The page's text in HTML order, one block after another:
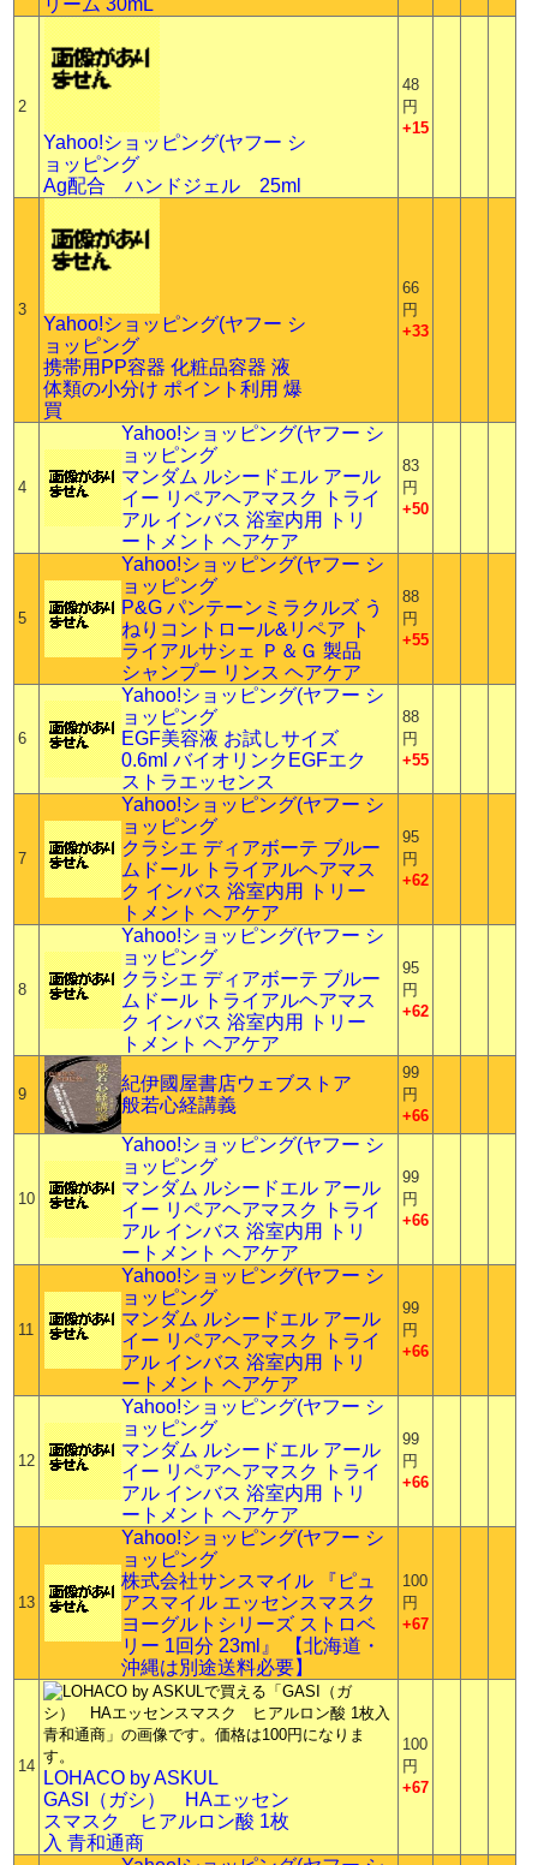
2
Yahoo!ショッピング(ヤフー シ
ョッピング
Ag配合 ハンドジェル 25ml
48
円
+15
3
Yahoo!ショッピング(ヤフー シ
ョッピング
携帯用PP容器 化粧品容器 液
体類の小分け ポイント利用 爆
買
66
円
+33
4
Yahoo!ショッピング(ヤフー シ
ョッピング
マンダム ルシードエル アール
イー リペアヘアマスク トライ
アル インバス 浴室内用 トリ
ートメント ヘアケア
83
円
+50
5
Yahoo!ショッピング(ヤフー シ
ョッピング
P&G パンテーンミラクルズ う
ねりコントロール&リペア ト
ライアルサシェ Ｐ＆Ｇ 製品
シャンプー リンス ヘアケア
88
円
+55
6
Yahoo!ショッピング(ヤフー シ
ョッピング
EGF美容液 お試しサイズ
0.6ml バイオリンクEGFエク
ストラエッセンス
88
円
+55
7
Yahoo!ショッピング(ヤフー シ
ョッピング
クラシエ ディアボーテ ブルー
ムドール トライアルヘアマス
ク インバス 浴室内用 トリー
トメント ヘアケア
95
円
+62
8
Yahoo!ショッピング(ヤフー シ
ョッピング
クラシエ ディアボーテ ブルー
ムドール トライアルヘアマス
ク インバス 浴室内用 トリー
トメント ヘアケア
95
円
+62
9
紀伊國屋書店ウェブストア
般若心経講義
99
円
+66
10
Yahoo!ショッピング(ヤフー シ
ョッピング
マンダム ルシードエル アール
イー リペアヘアマスク トライ
アル インバス 浴室内用 トリ
ートメント ヘアケア
99
円
+66
11
Yahoo!ショッピング(ヤフー シ
ョッピング
マンダム ルシードエル アール
イー リペアヘアマスク トライ
アル インバス 浴室内用 トリ
ートメント ヘアケア
99
円
+66
12
Yahoo!ショッピング(ヤフー シ
ョッピング
マンダム ルシードエル アール
イー リペアヘアマスク トライ
アル インバス 浴室内用 トリ
ートメント ヘアケア
99
円
+66
13
Yahoo!ショッピング(ヤフー シ
ョッピング
株式会社サンスマイル 『ピュ
アスマイル エッセンスマスク
ヨーグルトシリーズ ストロベ
リー 1回分 23ml』 【北海道・
沖縄は別途送料必要】
100
円
+67
14
LOHACO by ASKUL
GASI（ガシ） HAエッセン
スマスク ヒアルロン酸 1枚
入 青和通商
100
円
+67